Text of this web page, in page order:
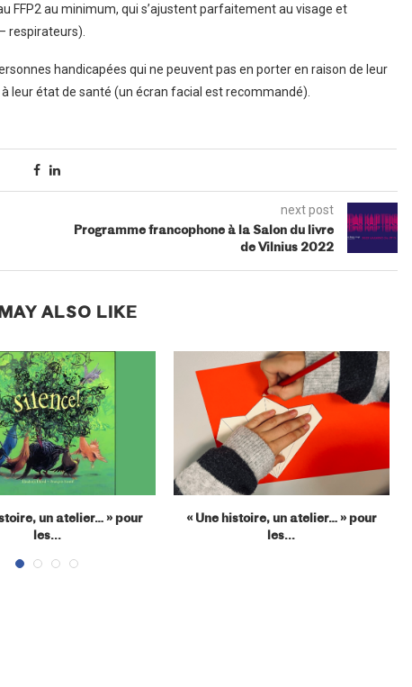
FFP2 au minimum, qui s’ajustent parfaitement au visage et
respirateurs).
handicapées qui ne peuvent pas en porter en raison de leur
leur état de santé (un écran facial est recommandé).
next post
Programme francophone à la Salon du livre
de Vilnius 2022
ALSO LIKE
un atelier… » pour
les...
« Une histoire, un atelier… » pour
les...